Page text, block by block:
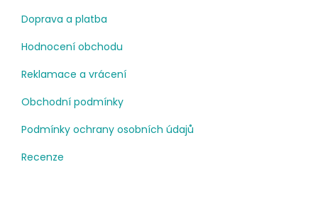
Doprava a platba
Hodnocení obchodu
Reklamace a vrácení
Obchodní podmínky
Podmínky ochrany osobních údajů
Recenze